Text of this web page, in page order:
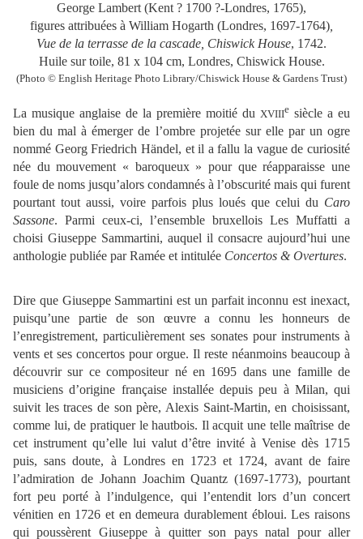
George Lambert (Kent ? 1700 ?-Londres, 1765),
figures attribuées à William Hogarth (Londres, 1697-1764)
Vue de la terrasse de la cascade, Chiswick House, 1742.
Huile sur toile, 81 x 104 cm, Londres, Chiswick House.
(Photo © English Heritage Photo Library/Chiswick House & Gardens Trust)
La musique anglaise de la première moitié du XVIIIe siècle a eu
bien du mal à émerger de l’ombre projetée sur elle par un ogre
nommé Georg Friedrich Händel, et il a fallu la vague de curiosité
née du mouvement « baroqueux » pour que réapparaisse une
foule de noms jusqu’alors condamnés à l’obscurité mais qui furent
pourtant tout aussi, voire parfois plus loués que celui du Caro
Sassone. Parmi ceux-ci, l’ensemble bruxellois Les Muffatti a
choisi Giuseppe Sammartini, auquel il consacre aujourd’hui une
anthologie publiée par Ramée et intitulée Concertos & Overtures.
Dire que Giuseppe Sammartini est un parfait inconnu est inexact,
puisqu’une partie de son œuvre a connu les honneurs de
l’enregistrement, particulièrement ses sonates pour instruments à
vents et ses concertos pour orgue. Il reste néanmoins beaucoup à
découvrir sur ce compositeur né en 1695 dans une famille de
musiciens d’origine française installée depuis peu à Milan, qui
suivit les traces de son père, Alexis Saint-Martin, en choisissant,
comme lui, de pratiquer le hautbois. Il acquit une telle maîtrise de
cet instrument qu’elle lui valut d’être invité à Venise dès 1715
puis, sans doute, à Londres en 1723 et 1724, avant de faire
l’admiration de Johann Joachim Quantz (1697-1773), pourtant
fort peu porté à l’indulgence, qui l’entendit lors d’un concert
vénitien en 1726 et en demeura durablement ébloui. Les raisons
qui poussèrent Giuseppe à quitter son pays natal pour aller